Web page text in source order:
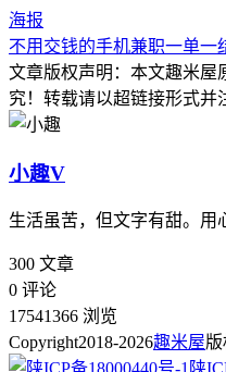
海报
不用交钱的手机兼职一单一
文章版权声明：本文趣米屋
究！转载请以超链接形式并
小趣V
生活虽苦，但文字有甜。用
300 文章
0 评论
17541366 浏览
Copyright2018-2026趣米屋